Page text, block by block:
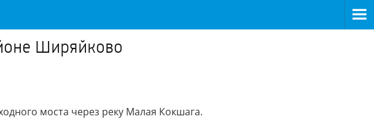
Ширяйково
моста через реку Малая Кокшага.